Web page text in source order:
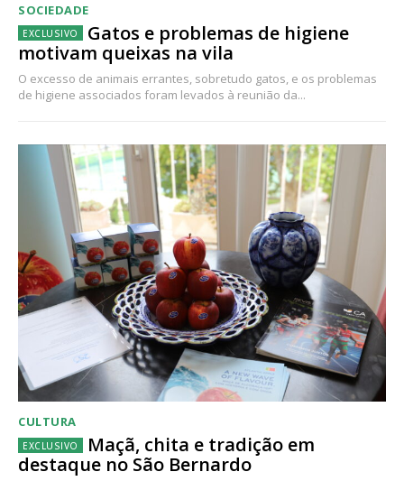
SOCIEDADE
Gatos e problemas de higiene
motivam queixas na vila
O excesso de animais errantes, sobretudo gatos, e os problemas
de higiene associados foram levados à reunião da...
CULTURA
Maçã, chita e tradição em
destaque no São Bernardo